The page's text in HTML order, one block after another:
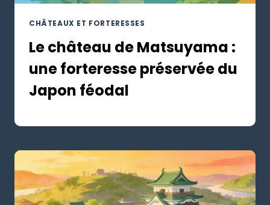
CHÂTEAUX ET FORTERESSES
Le château de Matsuyama :
une forteresse préservée du
Japon féodal